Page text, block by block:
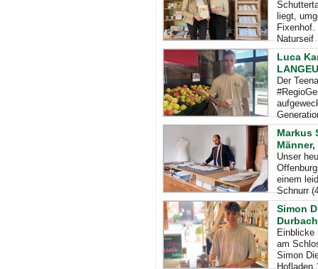
liegt,
Naturseif
Luca
Der
Markus
Unser
einem
Schnurr
Simon
Einblicke
am
Simon
Hofladen